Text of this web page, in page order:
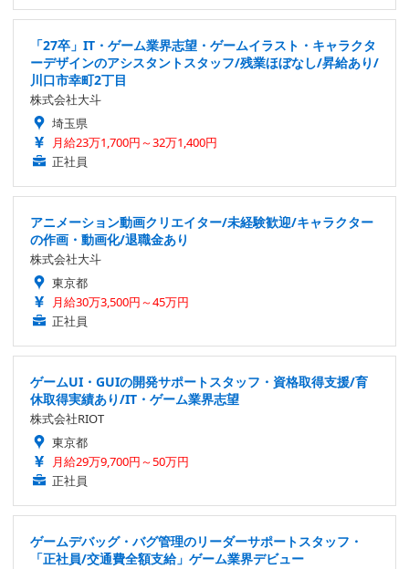
「27卒」IT・ゲーム業界志望・ゲームイラスト・キャラクタ
ーデザインのアシスタントスタッフ/残業ほぼなし/昇給あり/
川口市幸町2丁目
株式会社大斗
埼玉県
月給23万1,700円～32万1,400円
正社員
アニメーション動画クリエイター/未経験歓迎/キャラクター
の作画・動画化/退職金あり
株式会社大斗
東京都
月給30万3,500円～45万円
正社員
ゲームUI・GUIの開発サポートスタッフ・資格取得支援/育
休取得実績あり/IT・ゲーム業界志望
株式会社RIOT
東京都
月給29万9,700円～50万円
正社員
ゲームデバッグ・バグ管理のリーダーサポートスタッフ・
「正社員/交通費全額支給」ゲーム業界デビュー